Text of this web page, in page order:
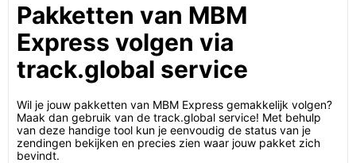
Pakketten van MBM
Express volgen via
track.global service
Wil je jouw pakketten van MBM Express gemakkelijk volgen?
Maak dan gebruik van de track.global service! Met behulp
van deze handige tool kun je eenvoudig de status van je
zendingen bekijken en precies zien waar jouw pakket zich
bevindt.